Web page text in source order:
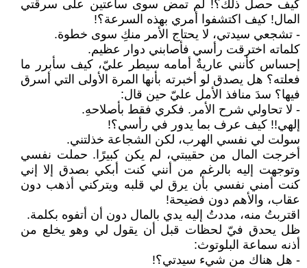
كيف حصل ذلك؟! لم تمض سوى ساعتين على سرقتي
المال! كيف اكتشفوا أمري بهذه السرعة؟!
- تشجعي سيدتي، لا يحتاج الأمر منكِ سوى خطوة.
كلماته اخترقت رأسي فأصابني دوار عظيم.
إحساس كأنني عاريةٌ أمامه سيطر عليّ، كيف سأبرر ما
فعلته؟ هل يصدق لو أخبرته بأنها المرة الأولى التي أسرق
فيها؟ سدَ منافذ الأمل عليّ حين قال:
- لا تحاولي شرح الأمر. فكري فقط بأصلاحهِ.
إلهي!! كيف عرف بما يدور في رأسي؟!
سولت لي نفسي الهرب، لكن الشجاعة خذلتني.
أخرجت المال من حقيبتي، لم يكن كبيرًا. حملت نفسي
وتوجهت إليه بالرغم من أنني كنت أبكي بصدق إلا إني
كنت أمني نفسي بأن يرق لي قلبه ويتركني أذهب دون
عقاب، والأهم دون فضيحة!
اقتربتُ منه، مددتُ إليه يدي بالمال دون أن أتفوه بكلمة.
ظل يحدق فيّ لحظات قبل أن يقول لي وهو يخلع من
أذنه سماعة البلوتوث:
- هل هناك من شيء سيدتي؟!